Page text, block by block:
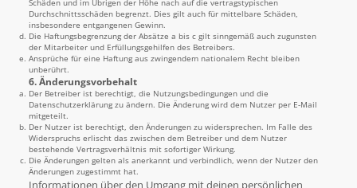
Schäden und im Übrigen der Höhe nach auf die vertragstypischen
Durchschnittsschäden begrenzt. Dies gilt auch für mittelbare Schäden,
insbesondere entgangenen Gewinn.
Die Haftungsbegrenzung der Absätze a bis c gilt sinngemäß auch zugunsten
der Mitarbeiter und Erfüllungsgehilfen des Betreibers.
Ansprüche für eine Haftung aus zwingendem nationalem Recht bleiben
unberührt.
6. Änderungsvorbehalt
Der Betreiber ist berechtigt, die Nutzungsbedingungen und die
Datenschutzerklärung zu ändern. Die Änderung wird dem Nutzer per E-Mail
mitgeteilt.
Der Nutzer ist berechtigt, den Änderungen zu widersprechen. Im Falle des
Widerspruchs erlischt das zwischen dem Betreiber und dem Nutzer
bestehende Vertragsverhältnis mit sofortiger Wirkung.
Die Änderungen gelten als anerkannt und verbindlich, wenn der Nutzer den
Änderungen zugestimmt hat.
Informationen über den Umgang mit deinen persönlichen